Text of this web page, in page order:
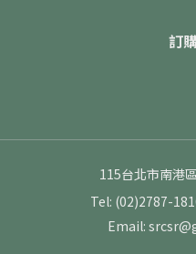
訂
115台北市南港
Tel: (02)2787-
Email: